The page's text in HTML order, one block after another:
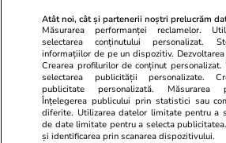
Atât noi, cât și partenerii noștri prelucrăm
Măsurarea performanței reclamelor.
selectarea conținutului personalizat.
informațiilor de pe un dispozitiv.
Crearea profilurilor de conținut
selectarea publicității personalizate.
publicitate personalizată. Măsurarea
Înțelegerea publicului prin statistici sau
diferite. Utilizarea datelor limitate pentru a
de date limitate pentru a selecta
și identificarea prin scanarea dispozitivului.